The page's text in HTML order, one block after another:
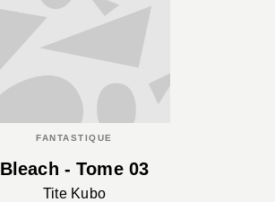
FANTASTIQUE
Bleach - Tome 03
Tite Kubo